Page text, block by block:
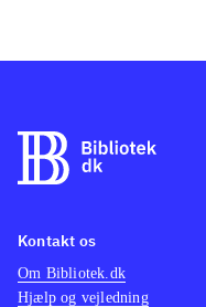
Kontakt os
Om Bibliotek.dk
Hjælp og vejledning